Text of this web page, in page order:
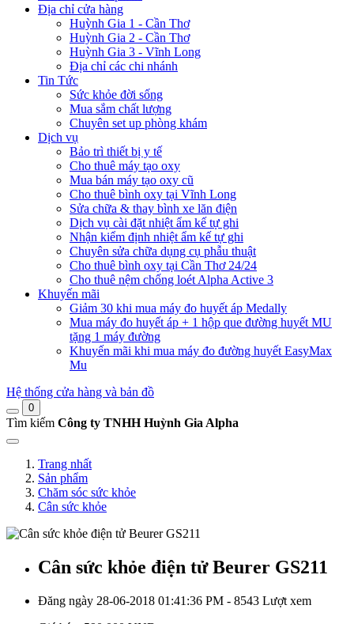
Địa chỉ cửa hàng
Huỳnh Gia 1 - Cần Thơ
Huỳnh Gia 2 - Cần Thơ
Huỳnh Gia 3 - Vĩnh Long
Địa chỉ các chi nhánh
Tin Tức
Sức khỏe đời sống
Mua sắm chất lượng
Chuyên set up phòng khám
Dịch vụ
Bảo trì thiết bị y tế
Cho thuê máy tạo oxy
Mua bán máy tạo oxy cũ
Cho thuê bình oxy tại Vĩnh Long
Sửa chữa & thay bình xe lăn điện
Dịch vụ cài đặt nhiệt ẩm kế tự ghi
Nhận kiểm định nhiệt ẩm kế tự ghi
Chuyên sửa chữa dụng cụ phẫu thuật
Cho thuê bình oxy tại Cần Thơ 24/24
Cho thuê nệm chống loét Alpha Active 3
Khuyến mãi
Giảm 30 khi mua máy đo huyết áp Medally
Mua máy đo huyết áp + 1 hộp que đường huyết MU
tặng 1 máy đường
Khuyến mãi khi mua máy đo đường huyết EasyMax
Mu
Hệ thống cửa hàng và bản đồ
0
Tìm kiếm Công ty TNHH Huỳnh Gia Alpha
Trang nhất
Sản phẩm
Chăm sóc sức khỏe
Cân sức khỏe
Cân sức khỏe điện tử Beurer GS211
Đăng ngày 28-06-2018 01:41:36 PM - 8543 Lượt xem